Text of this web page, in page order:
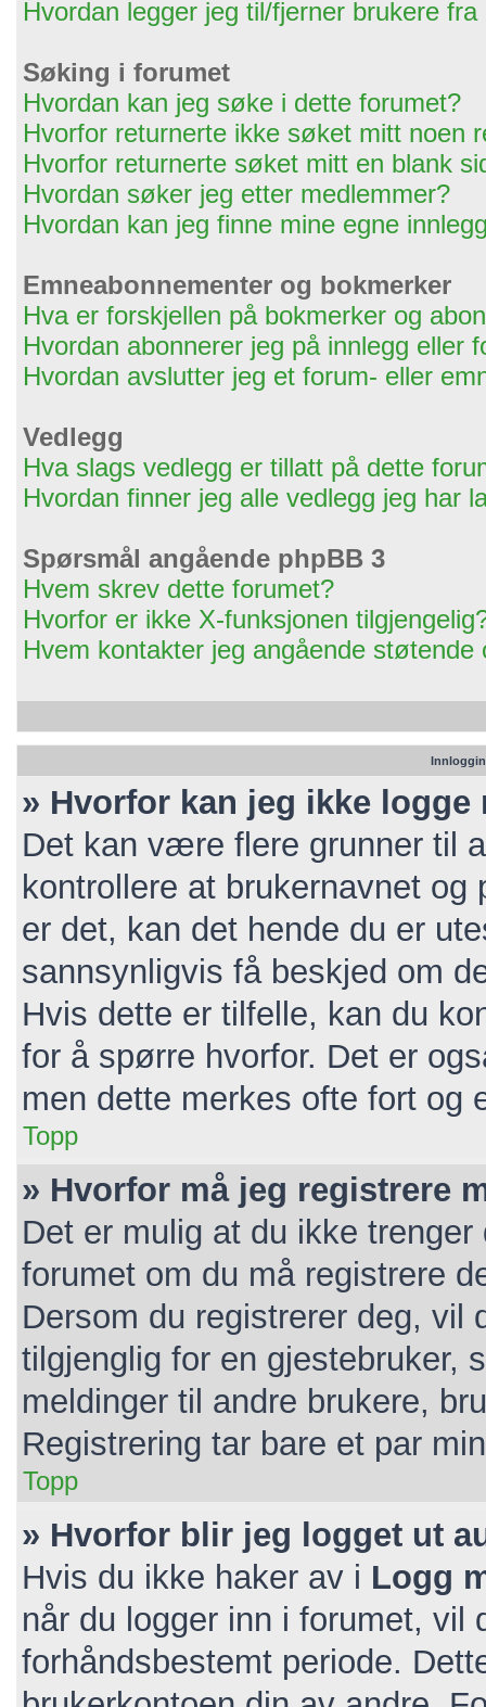
Hvordan legger jeg til/fjerner brukere
Søking i forumet
Hvordan kan jeg søke i dette forumet?
Hvorfor returnerte ikke søket mitt noen
Hvorfor returnerte søket mitt en blank
Hvordan søker jeg etter medlemmer?
Hvordan kan jeg finne mine egne
Emneabonnementer og bokmerker
Hva er forskjellen på bokmerker og
Hvordan abonnerer jeg på innlegg eller
Hvordan avslutter jeg et forum- eller
Vedlegg
Hva slags vedlegg er tillatt på dette
Hvordan finner jeg alle vedlegg jeg har
Spørsmål angående phpBB 3
Hvem skrev dette forumet?
Hvorfor er ikke X-funksjonen
Hvem kontakter jeg angående
» Hvorfor kan jeg ikke logge
Det kan være flere grunner til
kontrollere at brukernavnet
er det, kan det hende du er
sannsynligvis få beskjed om
Hvis dette er tilfelle, kan du
for å spørre hvorfor. Det er
men dette merkes ofte fort og
Topp
» Hvorfor må jeg registrere
Det er mulig at du ikke
forumet om du må registrere
Dersom du registrerer deg, vil
tilgjenglig for en gjestebruker,
meldinger til andre brukere,
Registrering tar bare et par
Topp
» Hvorfor blir jeg logget ut
Hvis du ikke haker av i Logg
når du logger inn i forumet,
forhåndsbestemt periode.